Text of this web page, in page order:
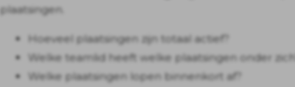
plaatsingen.
Hoeveel plaatsingen zijn totaal actief?
Welke teamlid heeft welke plaatsingen onder zich?
Welke plaatsingen lopen binnenkort af?